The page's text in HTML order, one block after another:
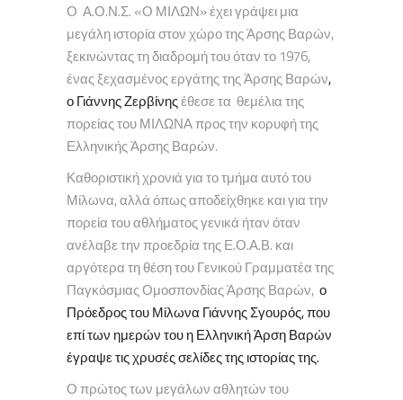
Ο Α.Ο.Ν.Σ. «Ο ΜΙΛΩΝ» έχει γράψει μια
μεγάλη ιστορία στον χώρο της Άρσης Βαρών,
ξεκινώντας τη διαδρομή του όταν το 1976,
ένας ξεχασμένος εργάτης της Άρσης Βαρών,
ο Γιάννης Ζερβίνηςέθεσε τα θεμέλια της
πορείας του ΜΙΛΩΝΑ προς την κορυφή της
Ελληνικής Άρσης Βαρών.
Καθοριστική χρονιά για το τμήμα αυτό του
Μίλωνα, αλλά όπως αποδείχθηκε και για την
πορεία του αθλήματος γενικά ήταν όταν
ανέλαβε την προεδρία της Ε.Ο.Α.Β. και
αργότερα τη θέση του Γενικού Γραμματέα της
Παγκόσμιας Ομοσπονδίας Άρσης Βαρών, ο
Πρόεδρος του Μίλωνα Γιάννης Σγουρός, που
επί των ημερών του η Ελληνική Άρση Βαρών
έγραψε τις χρυσές σελίδες της ιστορίας της.
Ο πρώτος των μεγάλων αθλητών του